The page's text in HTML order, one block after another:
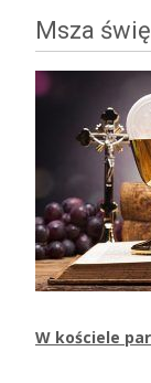
Msza
W kościele